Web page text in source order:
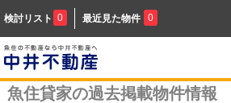
検討リスト 0 最近見た物件 0
魚住貸家の過去掲載物件情報